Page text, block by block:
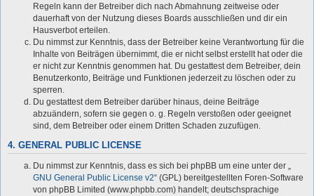
Regeln kann der Betreiber dich nach Abmahnung zeitweise oder
dauerhaft von der Nutzung dieses Boards ausschließen und dir ein
Hausverbot erteilen.
Du nimmst zur Kenntnis, dass der Betreiber keine Verantwortung für die
Inhalte von Beiträgen übernimmt, die er nicht selbst erstellt hat oder die
er nicht zur Kenntnis genommen hat. Du gestattest dem Betreiber, dein
Benutzerkonto, Beiträge und Funktionen jederzeit zu löschen oder zu
sperren.
Du gestattest dem Betreiber darüber hinaus, deine Beiträge
abzuändern, sofern sie gegen o. g. Regeln verstoßen oder geeignet
sind, dem Betreiber oder einem Dritten Schaden zuzufügen.
4. GENERAL PUBLIC LICENSE
Du nimmst zur Kenntnis, dass es sich bei phpBB um eine unter der „
GNU General Public License v2“ (GPL) bereitgestellten Foren-Software
von phpBB Limited (www.phpbb.com) handelt; deutschsprachige